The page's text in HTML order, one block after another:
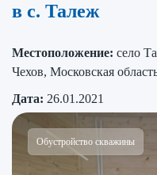
в с. Талеж
Местоположение: село
Чехов, Московская
Дата: 26.01.2021
Обустройство скважины